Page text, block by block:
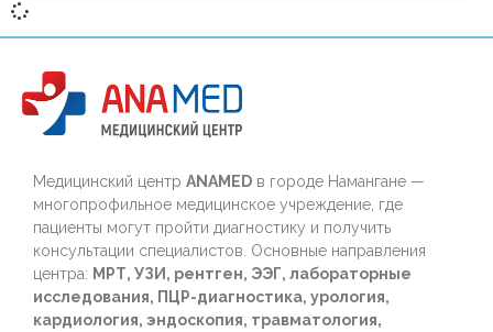
Медицинский центр ANAMED в городе Намангане —
многопрофильное медицинское учреждение, где
пациенты могут пройти диагностику и получить
консультации специалистов. Основные направления
центра: МРТ, УЗИ, рентген, ЭЭГ, лабораторные
исследования, ПЦР-диагностика, урология,
кардиология, эндоскопия, травматология,